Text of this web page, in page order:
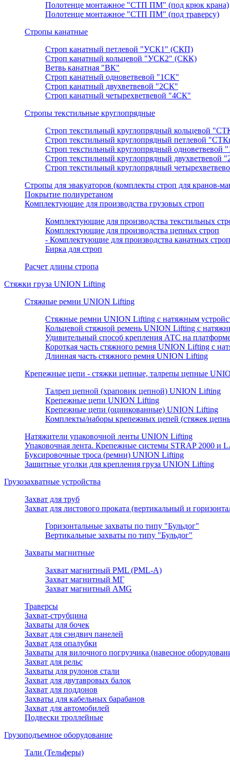
Полотенце монтажное "СТП ПМ" (под крюк крана)
Полотенце монтажное "СТП ПМ" (под траверсу)
Стропы канатные
Строп канатный петлевой "УСК1" (СКП)
Строп канатный кольцевой "УСК2" (СКК)
Ветвь канатная "ВК"
Строп канатный одноветвевой "1СК"
Строп канатный двухветвевой "2СК"
Строп канатный четырехветвевой "4СК"
Стропы текстильные круглопрядные
Строп текстильный круглопрядный кольцевой
Строп текстильный круглопрядный петлевой
Строп текстильный круглопрядный одноветвевой
Строп текстильный круглопрядный двухветвевой
Строп текстильный круглопрядный
Cтропы для эвакуаторов (комплекты строп для кранов-
Покрытие полиуретаном
Комплектующие для производства грузовых строп
Комплектующие для производства текстильных
Комплектующие для производства цепных строп
- Комплектующие для производства канатных
Бирка для строп
Расчет длины стропа
Стяжки груза UNION Lifting
Стяжные ремни UNION Lifting
Стяжные ремни UNION Lifting с натяжным
Кольцевой стяжной ремень UNION Lifting с
Удивительный способ крепления АТС на
Короткая часть стяжного ремня UNION Lifting с
Длинная часть стяжного ремня UNION Lifting
Крепежные цепи - стяжки цепные, талрепы цепные
Талреп цепной (храповик цепной) UNION Lifting
Крепежные цепи UNION Lifting
Крепежные цепи (оцинкованные) UNION Lifting
Комплекты/наборы крепежных цепей (стяжек
Натяжители упаковочной ленты UNION Lifting
Упаковочная лента. Крепежные системы STRAP 2000 и
Буксировочные троса (ремни) UNION Lifting
Защитные уголки для крепления груза UNION Lifting
Грузозахватные устройства
Захват для труб
Захват для листового проката (вертикальный и
Горизонтальные захваты по типу "Бульдог"
Вертикальные захваты по типу "Бульдог"
Захваты магнитные
Захват магнитный PML (PML-A)
Захват магнитный МГ
Захват магнитный AMG
Траверсы
Захват-струбцина
Захваты для бочек
Захват для сэндвич панелей
Захват для опалубки
Захваты для вилочного погрузчика (навесное
Захват для рельс
Захваты для рулонов стали
Захват для двутавровых балок
Захват для поддонов
Захваты для кабельных барабанов
Захват для автомобилей
Подвески троллейные
Грузоподъемное оборудование
Тали (Тельферы)